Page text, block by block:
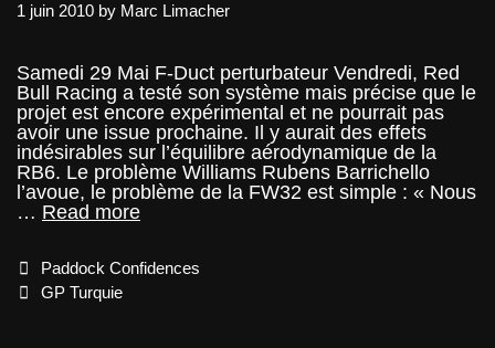
1 juin 2010 by Marc Limacher
Samedi 29 Mai F-Duct perturbateur Vendredi, Red
Bull Racing a testé son système mais précise que le
projet est encore expérimental et ne pourrait pas
avoir une issue prochaine. Il y aurait des effets
indésirables sur l’équilibre aérodynamique de la
RB6. Le problème Williams Rubens Barrichello
l’avoue, le problème de la FW32 est simple : « Nous
… Read moreGP
Paddock
Categories
Paddock Confidences
Tags
GP Turquie